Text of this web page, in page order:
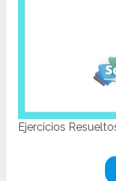
Ejercicios